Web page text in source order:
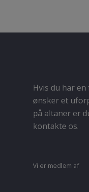
Hvis du har
ønsker et
på altaner er
kontakte os.
Vi er medlem af